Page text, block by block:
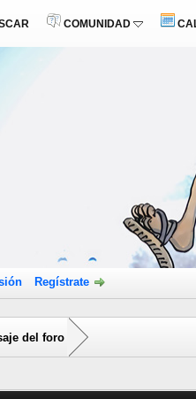
COMUNIDAD
Regístrate
del foro